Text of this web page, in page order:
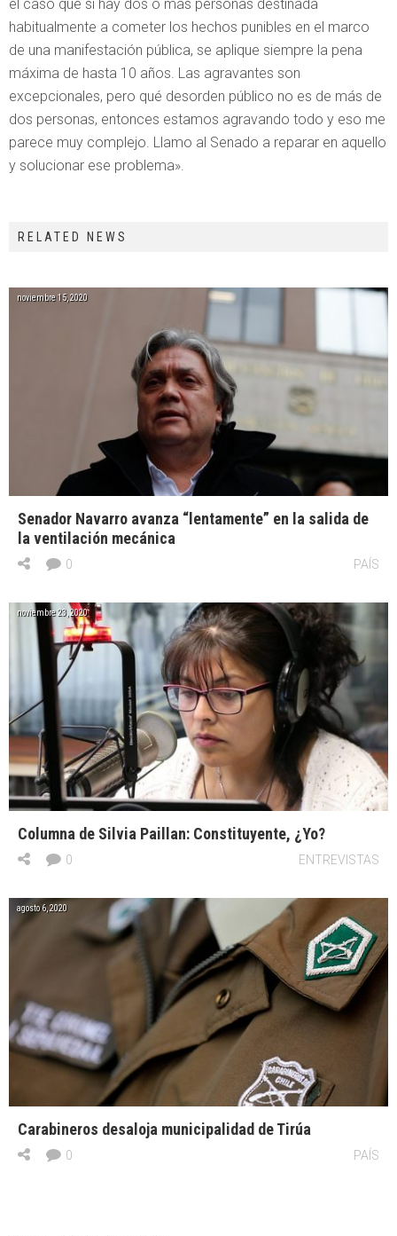
el caso que si hay dos o más personas destinada
habitualmente a cometer los hechos punibles en el marco
de una manifestación pública, se aplique siempre la pena
máxima de hasta 10 años. Las agravantes son
excepcionales, pero qué desorden público no es de más de
dos personas, entonces estamos agravando todo y eso me
parece muy complejo. Llamo al Senado a reparar en aquello
y solucionar ese problema».
RELATED NEWS
noviembre 15, 2020
Senador Navarro avanza “lentamente” en la salida de
la ventilación mecánica
PAÍS
0
noviembre 23, 2020
Columna de Silvia Paillan: Constituyente, ¿Yo?
ENTREVISTAS
0
agosto 6, 2020
Carabineros desaloja municipalidad de Tirúa
PAÍS
0